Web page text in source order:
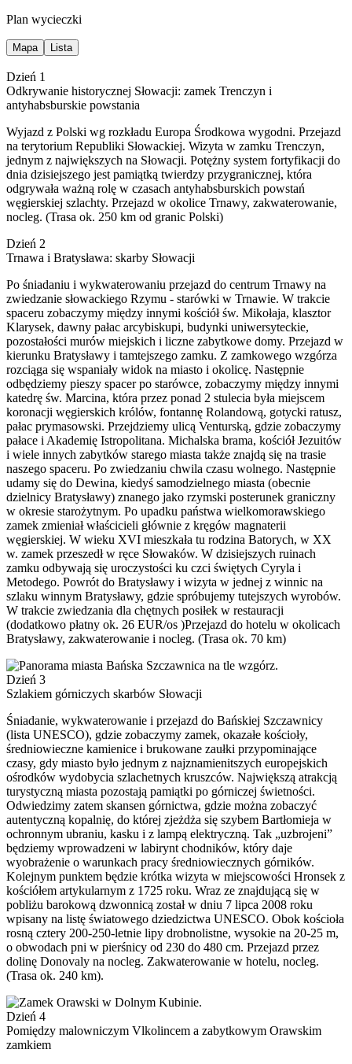
Plan wycieczki
Mapa Lista
Dzień 1
Odkrywanie historycznej Słowacji: zamek Trenczyn i
antyhabsburskie powstania
Wyjazd z Polski wg rozkładu Europa Środkowa wygodni. Przejazd
na terytorium Republiki Słowackiej. Wizyta w zamku Trenczyn,
jednym z największych na Słowacji. Potężny system fortyfikacji do
dnia dzisiejszego jest pamiątką twierdzy przygranicznej, która
odgrywała ważną rolę w czasach antyhabsburskich powstań
węgierskiej szlachty. Przejazd w okolice Trnawy, zakwaterowanie,
nocleg. (Trasa ok. 250 km od granic Polski)
Dzień 2
Trnawa i Bratysława: skarby Słowacji
Po śniadaniu i wykwaterowaniu przejazd do centrum Trnawy na
zwiedzanie słowackiego Rzymu - starówki w Trnawie. W trakcie
spaceru zobaczymy między innymi kościół św. Mikołaja, klasztor
Klarysek, dawny pałac arcybiskupi, budynki uniwersyteckie,
pozostałości murów miejskich i liczne zabytkowe domy. Przejazd w
kierunku Bratysławy i tamtejszego zamku. Z zamkowego wzgórza
rozciąga się wspaniały widok na miasto i okolicę. Następnie
odbędziemy pieszy spacer po starówce, zobaczymy między innymi
katedrę św. Marcina, która przez ponad 2 stulecia była miejscem
koronacji węgierskich królów, fontannę Rolandową, gotycki ratusz,
pałac prymasowski. Przejdziemy ulicą Venturską, gdzie zobaczymy
pałace i Akademię Istropolitana. Michalska brama, kościół Jezuitów
i wiele innych zabytków starego miasta także znajdą się na trasie
naszego spaceru. Po zwiedzaniu chwila czasu wolnego. Następnie
udamy się do Dewina, kiedyś samodzielnego miasta (obecnie
dzielnicy Bratysławy) znanego jako rzymski posterunek graniczny
w okresie starożytnym. Po upadku państwa wielkomorawskiego
zamek zmieniał właścicieli głównie z kręgów magnaterii
węgierskiej. W wieku XVI mieszkała tu rodzina Batorych, w XX
w. zamek przeszedł w ręce Słowaków. W dzisiejszych ruinach
zamku odbywają się uroczystości ku czci świętych Cyryla i
Metodego. Powrót do Bratysławy i wizyta w jednej z winnic na
szlaku winnym Bratysławy, gdzie spróbujemy tutejszych wyrobów.
W trakcie zwiedzania dla chętnych posiłek w restauracji
(dodatkowo płatny ok. 26 EUR/os )Przejazd do hotelu w okolicach
Bratysławy, zakwaterowanie i nocleg. (Trasa ok. 70 km)
Dzień 3
Szlakiem górniczych skarbów Słowacji
Śniadanie, wykwaterowanie i przejazd do Bańskiej Szczawnicy
(lista UNESCO), gdzie zobaczymy zamek, okazałe kościoły,
średniowieczne kamienice i brukowane zaułki przypominające
czasy, gdy miasto było jednym z najznamienitszych europejskich
ośrodków wydobycia szlachetnych kruszców. Największą atrakcją
turystyczną miasta pozostają pamiątki po górniczej świetności.
Odwiedzimy zatem skansen górnictwa, gdzie można zobaczyć
autentyczną kopalnię, do której zjeżdża się szybem Bartłomieja w
ochronnym ubraniu, kasku i z lampą elektryczną. Tak „uzbrojeni”
będziemy wprowadzeni w labirynt chodników, który daje
wyobrażenie o warunkach pracy średniowiecznych górników.
Kolejnym punktem będzie krótka wizyta w miejscowości Hronsek z
kościółem artykularnym z 1725 roku. Wraz ze znajdującą się w
pobliżu barokową dzwonnicą został w dniu 7 lipca 2008 roku
wpisany na listę światowego dziedzictwa UNESCO. Obok kościoła
rosną cztery 200-250-letnie lipy drobnolistne, wysokie na 20-25 m,
o obwodach pni w pierśnicy od 230 do 480 cm. Przejazd przez
dolinę Donovaly na nocleg. Zakwaterowanie w hotelu, nocleg.
(Trasa ok. 240 km).
Dzień 4
Pomiędzy malowniczym Vlkolincem a zabytkowym Orawskim
zamkiem